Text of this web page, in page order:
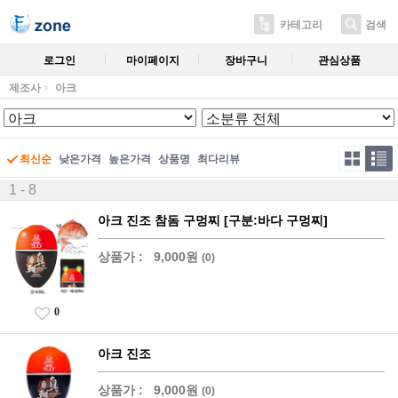
카테고리 검색
로그인 마이페이지 장바구니 관심상품
제조사 아크
최신순 낮은가격 높은가격 상품명 최다리뷰
1 - 8
아크 진조 참돔 구멍찌 [구분:바다 구멍찌]
상품가 : 9,000원 (0)
0
아크 진조
상품가 : 9,000원 (0)